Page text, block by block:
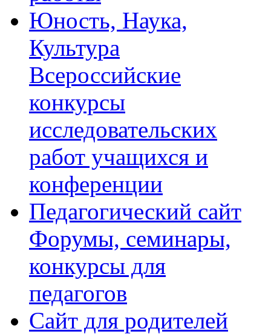
Юность, Наука,
Культура
Всероссийские
конкурсы
исследовательских
работ учащихся и
конференции
Педагогический сайт
Форумы, семинары,
конкурсы для
педагогов
Сайт для родителей